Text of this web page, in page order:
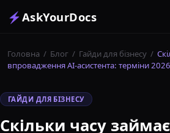
⚡ AskYourDocs
Головна / Блог / Гайди для бізнесу /
впровадження AI-асистента: терміни 2026
ГАЙДИ ДЛЯ БІЗНЕСУ
Скільки часу займає